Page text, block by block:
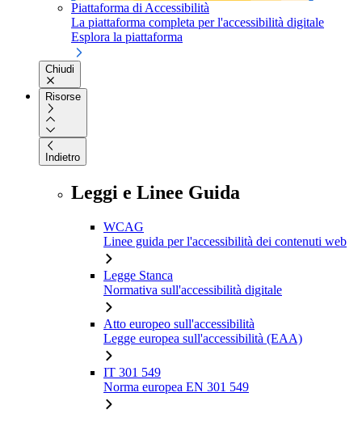
Piattaforma di Accessibilità
La piattaforma completa per l'accessibilità digitale
Esplora la piattaforma
Chiudi
Risorse
Indietro
Leggi e Linee Guida
WCAG
Linee guida per l'accessibilità dei contenuti web
Legge Stanca
Normativa sull'accessibilità digitale
Atto europeo sull'accessibilità
Legge europea sull'accessibilità (EAA)
IT 301 549
Norma europea EN 301 549